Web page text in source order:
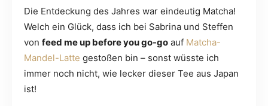
Die Entdeckung des Jahres war eindeutig Matcha!
Welch ein Glück, dass ich bei Sabrina und Steffen
von feed me up before you go-go auf Matcha-
Mandel-Latte gestoßen bin – sonst wüsste ich
immer noch nicht, wie lecker dieser Tee aus Japan
ist!